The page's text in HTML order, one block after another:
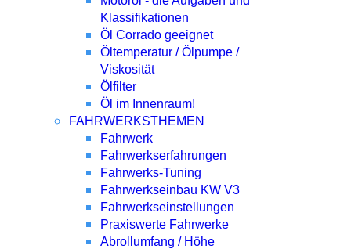
Klassifikationen
Öl Corrado geeignet
Öltemperatur / Ölpumpe /
Viskosität
Ölfilter
Öl im Innenraum!
FAHRWERKSTHEMEN
Fahrwerk
Fahrwerkserfahrungen
Fahrwerks-Tuning
Fahrwerkseinbau KW V3
Fahrwerkseinstellungen
Praxiswerte Fahrwerke
Abrollumfang / Höhe